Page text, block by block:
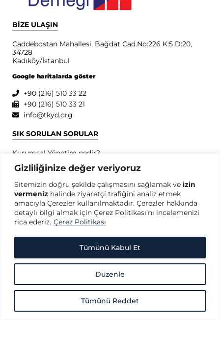
Gizliliğinize değer veriyoruz
Sitemizin doğru şekilde çalışmasını sağlamak ve izin
vermeniz halinde ziyaretçi trafiğini analiz etmek
amacıyla Çerezler kullanılmaktadır. Çerezler hakkında
detaylı bilgi almak için Çerez Politikası’nı incelemenizi
rica ederiz. Çerez Politikası
Düzenle
Tümünü Reddet
Tümünü Kabul Et
BİZE ULAŞIN
Caddebostan Mahallesi, Bağdat Cad.No:226 K:5 D:20,
34728
Kadıköy/İstanbul
Google haritalarda göster
+90 (216) 510 33 22
+90 (216) 510 33 21
info@tkyd.org
SIK SORULAN SORULAR
Kurumsal Yönetim nedir?
Kurumsal Yönetim İlkeleri nedir?
Kurumsal Yönetim konusunda dünyada öncü kuruluşlar
hangileridir?
SPK Kurumsal Yönetim İlkeleri nedir?
OECD Kurumsal Yönetim İlkeleri nedir?
GİZLİLİK
Kullanım Koşulları
Kişisel Verilerin Korunması